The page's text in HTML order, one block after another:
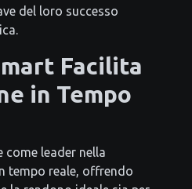
del loro successo
Facilita
in Tempo
come leader nella
tempo reale, offrendo